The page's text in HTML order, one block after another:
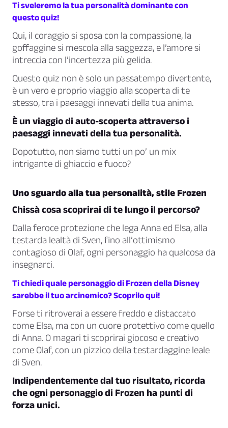
Ti sveleremo la tua personalità dominante con
questo quiz!
Qui, il coraggio si sposa con la compassione, la
goffaggine si mescola alla saggezza, e l’amore si
intreccia con l’incertezza più gelida.
Questo quiz non è solo un passatempo divertente,
è un vero e proprio viaggio alla scoperta di te
stesso, tra i paesaggi innevati della tua anima.
È un viaggio di auto-scoperta attraverso i
paesaggi innevati della tua personalità.
Dopotutto, non siamo tutti un po’ un mix
intrigante di ghiaccio e fuoco?
Uno sguardo alla tua personalità, stile Frozen
Chissà cosa scoprirai di te lungo il percorso?
Dalla feroce protezione che lega Anna ed Elsa, alla
testarda lealtà di Sven, fino all’ottimismo
contagioso di Olaf, ogni personaggio ha qualcosa da
insegnarci.
Ti chiedi quale personaggio di Frozen della Disney
sarebbe il tuo arcinemico? Scoprilo qui!
Forse ti ritroverai a essere freddo e distaccato
come Elsa, ma con un cuore protettivo come quello
di Anna. O magari ti scoprirai giocoso e creativo
come Olaf, con un pizzico della testardaggine leale
di Sven.
Indipendentemente dal tuo risultato, ricorda
che ogni personaggio di Frozen ha punti di
forza unici.